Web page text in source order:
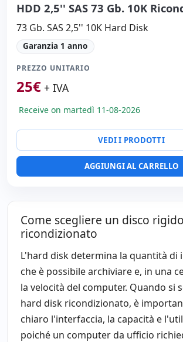
HDD 2,5'' SAS 73 Gb. 10K
73 Gb. SAS 2,5'' 10K Hard Disk
Garanzia 1 anno
PREZZO UNITARIO
25€ + IVA
Receive on martedì 11-08-2026
VEDI I PRODOTTI
AGGIUNGI AL CARRELLO
Come scegliere un disco rigido
ricondizionato
L'hard disk determina la quantità di
che è possibile archiviare e, in una
la velocità del computer. Quando si
hard disk ricondizionato, è
chiaro l'interfaccia, la capacità e
poiché un computer da ufficio